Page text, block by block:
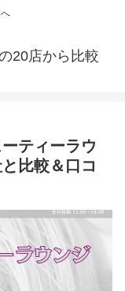
20店から比較
ティーラウ
比較＆口コ